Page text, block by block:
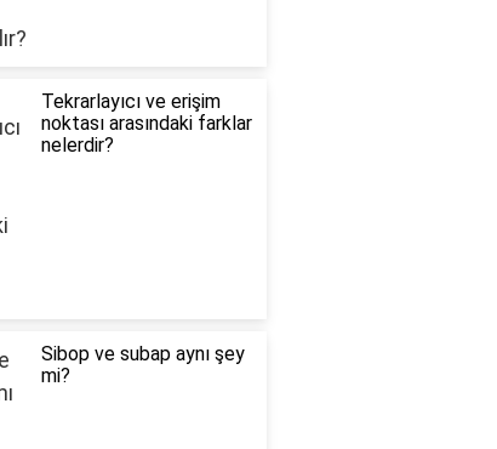
Tekrarlayıcı ve erişim
noktası arasındaki farklar
nelerdir?
Sibop ve subap aynı şey
mi?